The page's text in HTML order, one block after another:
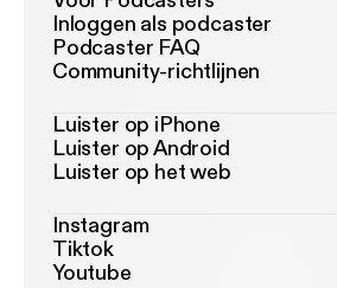
Inloggen als podcaster
Podcaster FAQ
Community-richtlijnen
Luister op iPhone
Luister op Android
Luister op het web
Instagram
Tiktok
Youtube